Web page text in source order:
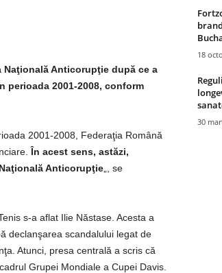
Naţională Anticorupţie după ce a
2001-2008, conform
2001-2008, Federaţia Română
În acest sens, astăzi,
Anticorupţie„, se
s-a aflat Ilie Năstase. Acesta a
declanşarea scandalului legat de
Atunci, presa centrală a scris că
Grupei Mondiale a Cupei Davis.
18
30